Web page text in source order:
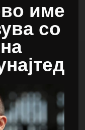
име
со